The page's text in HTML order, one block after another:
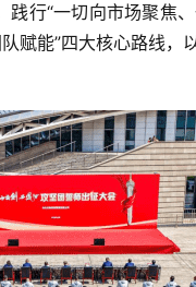
践行“一切向市场聚焦
赋能”四大核心路线，